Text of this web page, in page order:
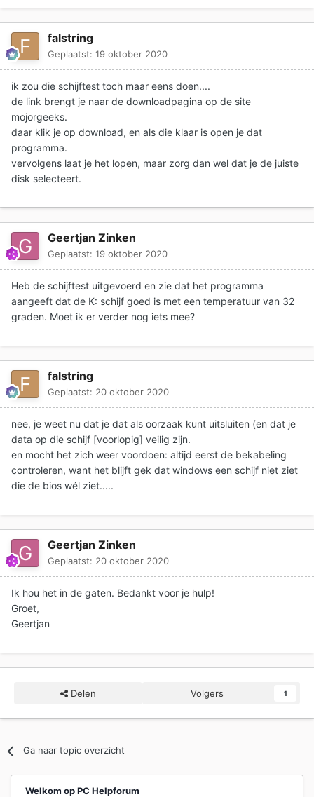
falstring
Geplaatst: 19 oktober 2020
ik zou die schijftest toch maar eens doen....
de link brengt je naar de downloadpagina op de site
mojorgeeks.
daar klik je op download, en als die klaar is open je dat
programma.
vervolgens laat je het lopen, maar zorg dan wel dat je de juiste
disk selecteert.
Geertjan Zinken
Geplaatst: 19 oktober 2020
Heb de schijftest uitgevoerd en zie dat het programma
aangeeft dat de K: schijf goed is met een temperatuur van 32
graden. Moet ik er verder nog iets mee?
falstring
Geplaatst: 20 oktober 2020
nee, je weet nu dat je dat als oorzaak kunt uitsluiten (en dat je
data op die schijf [voorlopig] veilig zijn.
en mocht het zich weer voordoen: altijd eerst de bekabeling
controleren, want het blijft gek dat windows een schijf niet ziet
die de bios wél ziet.....
Geertjan Zinken
Geplaatst: 20 oktober 2020
Ik hou het in de gaten. Bedankt voor je hulp!
Groet,
Geertjan
Delen Volgers 1
Ga naar topic overzicht
Welkom op PC Helpforum